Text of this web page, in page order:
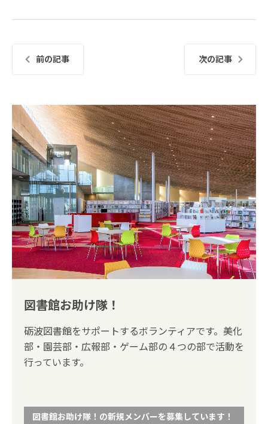
前の記事 次の記事
図書館お助け隊！
砺波図書館をサポートするボランティアです。美化
部・園芸部・広報部・ゲーム部の４つの部で活動を
行っています。
図書館お助け隊！の新規メンバーを募集しています！